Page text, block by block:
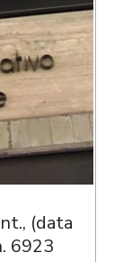
(data
6923